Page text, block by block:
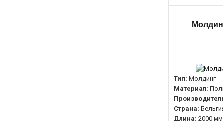
Тип: Молдинг
Материал:
Страна:
Длина: 2000 мм